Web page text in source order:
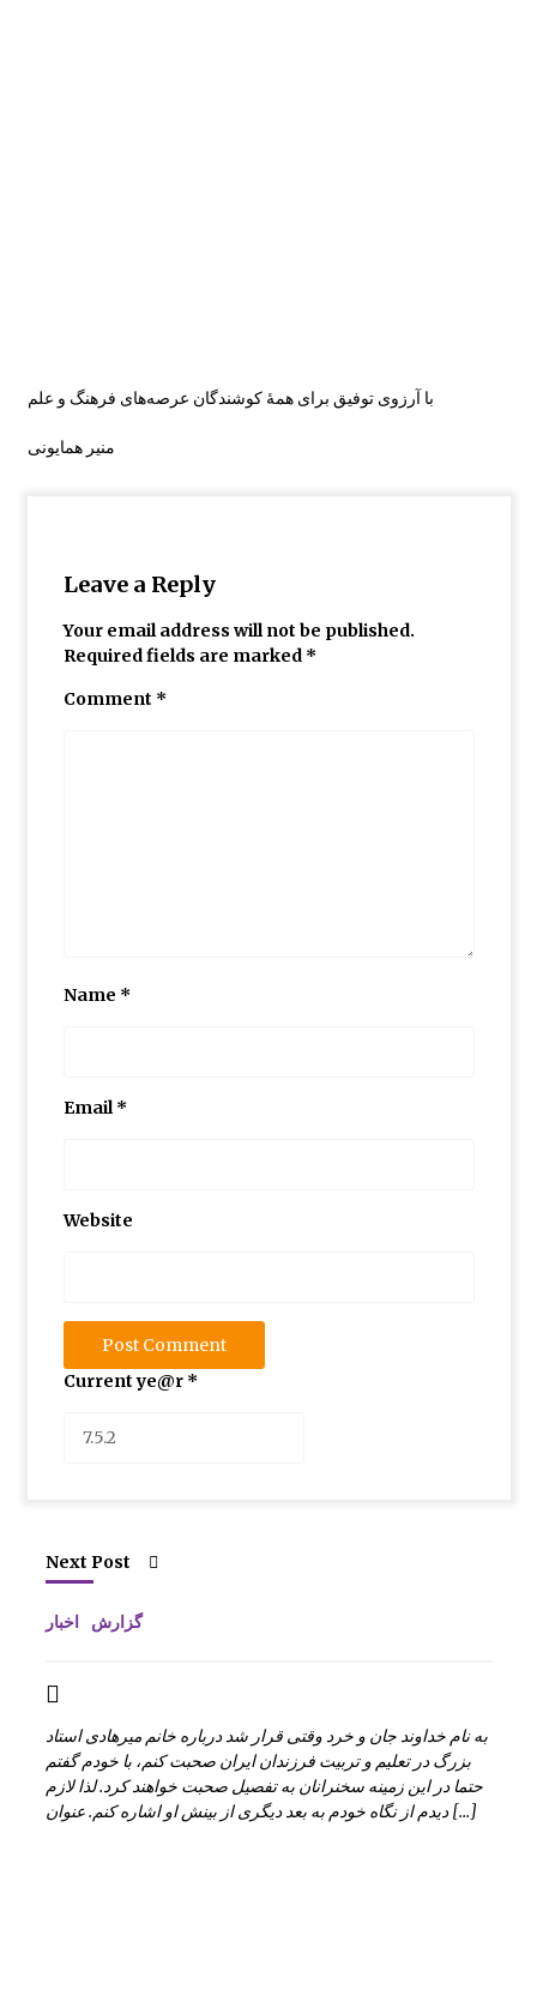
با آرزوی توفیق برای همۀ کوشندگان عرصه‌های فرهنگ و علم
منیر همایونی
Leave a Reply
Your email address will not be published.
Required fields are marked *
Comment *
Name *
Email*
Website
Current ye@r *
Next Post
اخبار گزارش
به نام خداوند جان و خرد وقتی قرار شد درباره خانم میرهادی استاد
بزرگ در تعلیم و تربیت فرزندان ایران صحبت کنم، با خودم گفتم
حتما در این زمینه سخنرانان به تفصیل صحبت خواهند کرد. لذا لازم
دیدم از نگاه خودم به بعد دیگری از بینش او اشاره کنم. عنوان […]